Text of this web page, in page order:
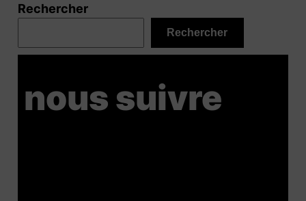
Rechercher
Rechercher
nous suivre